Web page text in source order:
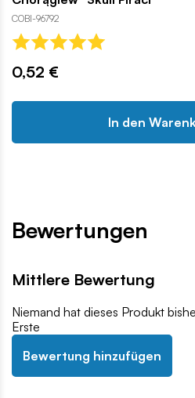
COBI-96792
0,52 €
In den
Bewertungen
Mittlere Bewertung
Niemand hat dieses Produkt
Erste
Bewertung hinzufügen